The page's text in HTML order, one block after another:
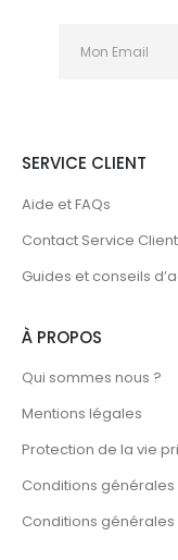
SERVICE CLIENT
Aide et FAQs
Contact Service Client
Guides et conseils
À PROPOS
Qui sommes nous ?
Mentions légales
Protection de la vie
Conditions
Conditions